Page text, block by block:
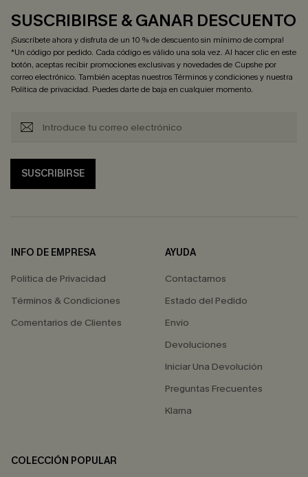
SUSCRIBIRSE & GANAR DESCUENTO
¡Suscríbete ahora y disfruta de un 10 % de descuento sin mínimo de compra!
*Un código por pedido. Cada código es válido una sola vez. Al hacer clic en este
botón, aceptas recibir promociones exclusivas y novedades de Cupshe por
correo electrónico. También aceptas nuestrosTérminos y condicionesy nuestra
Política de privacidad. Puedes darte de baja en cualquier momento.
SUSCRIBIRSE
INFO DE EMPRESA
Política de Privacidad
Términos & Condiciones
Comentarios de Clientes
AYUDA
Contactarnos
Estado del Pedido
Envío
Devoluciones
Iniciar Una Devolución
Preguntas Frecuentes
Klarna
COLECCIÓN POPULAR